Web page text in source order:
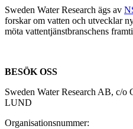
Sweden Water Research ägs av
forskar om vatten och utvecklar
möta vattentjänstbranschens
BESÖK OSS
Sweden Water Research AB, c/o
LUND
Organisationsnummer: